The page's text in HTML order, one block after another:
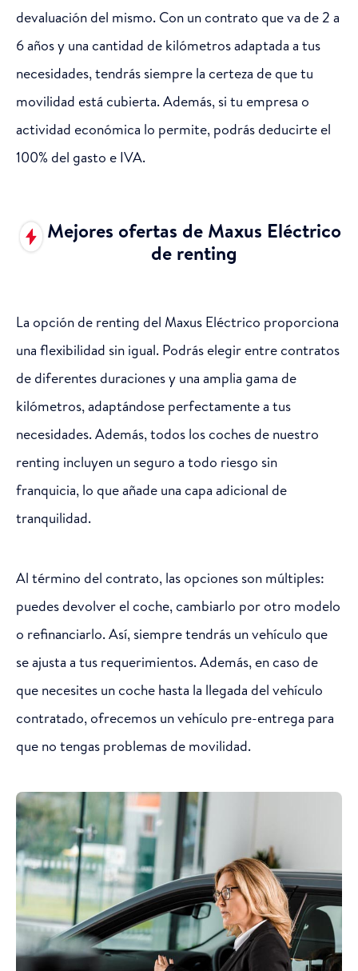
devaluación del mismo. Con un contrato que va de 2 a
6 años y una cantidad de kilómetros adaptada a tus
necesidades, tendrás siempre la certeza de que tu
movilidad está cubierta. Además, si tu empresa o
actividad económica lo permite, podrás deducirte el
100% del gasto e IVA.
Mejores ofertas de Maxus Eléctrico
de renting
La opción de renting del Maxus Eléctrico proporciona
una flexibilidad sin igual. Podrás elegir entre contratos
de diferentes duraciones y una amplia gama de
kilómetros, adaptándose perfectamente a tus
necesidades. Además, todos los coches de nuestro
renting incluyen un seguro a todo riesgo sin
franquicia, lo que añade una capa adicional de
tranquilidad.
Al término del contrato, las opciones son múltiples:
puedes devolver el coche, cambiarlo por otro modelo
o refinanciarlo. Así, siempre tendrás un vehículo que
se ajusta a tus requerimientos. Además, en caso de
que necesites un coche hasta la llegada del vehículo
contratado, ofrecemos un vehículo pre-entrega para
que no tengas problemas de movilidad.